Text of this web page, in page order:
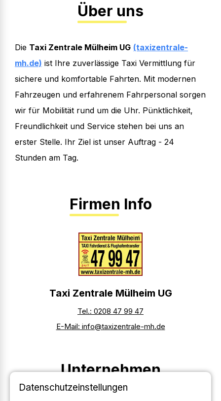
Datenschutzeinstellungen
Über uns
Die Taxi Zentrale Mülheim UG (taxizentrale-
mh.de) ist Ihre zuverlässige Taxi Vermittlung für
sichere und komfortable Fahrten. Mit modernen
Fahrzeugen und erfahrenem Fahrpersonal sorgen
wir für Mobilität rund um die Uhr. Pünktlichkeit,
Freundlichkeit und Service stehen bei uns an
erster Stelle. Ihr Ziel ist unser Auftrag - 24
Stunden am Tag.
Firmen Info
Taxi Zentrale Mülheim UG
Tel.: 0208 47 99 47
E-Mail: info@taxizentrale-mh.de
Unternehmen